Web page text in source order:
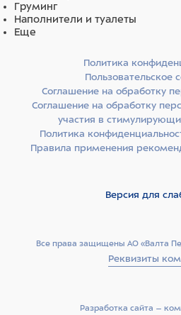
Груминг
Наполнители и туалеты
Еще
Все права защищены АО «Валта
Реквизиты
Политика
Пользовательское
Соглашение на обработку
Соглашение на обработку
участия в
Политика
Правила применения
Версия для
Разработка сайта –­